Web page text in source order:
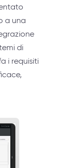
a una
di
i requisiti